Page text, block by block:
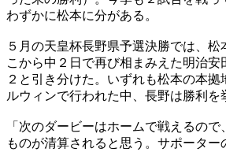
わずかに松本に分がある。
５月の天皇杯長野県予選決勝では、
こから中２日で再び相まみえた明治安
２と引き分けた。いずれも松本の本拠
ルウィンで行われた中、長野は勝利を
「次のダービーはホームで戦えるの
ものが清算されると思う。サポーター